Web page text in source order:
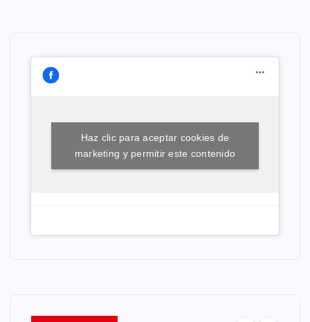
Haz clic para aceptar cookies de
marketing y permitir este contenido